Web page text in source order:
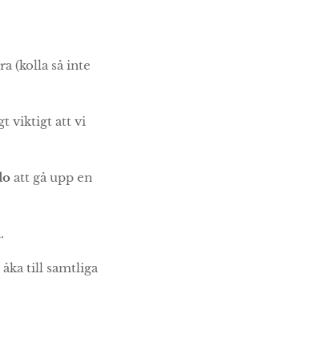
(kolla så inte
viktigt att vi
att gå upp en
åka till samtliga